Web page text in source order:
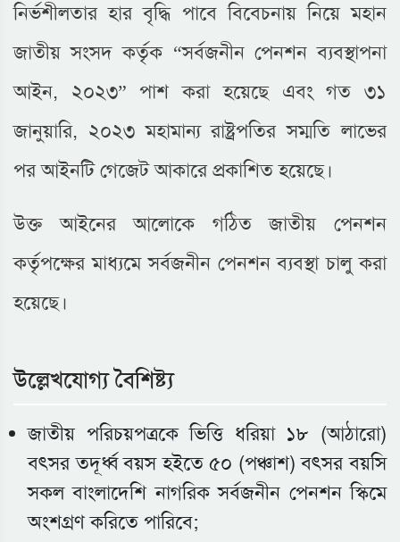
নির্ভশীলতার হার বৃদ্ধি পাবে বিবেচনায় নিয়ে মহান
জাতীয় সংসদ কর্তৃক “সর্বজনীন পেনশন ব্যবস্থাপনা
আইন, ২০২৩” পাশ করা হয়েছে এবং গত ৩১
জানুয়ারি, ২০২৩ মহামান্য রাষ্ট্রপতির সম্মতি লাভের
পর আইনটি গেজেট আকারে প্রকাশিত হয়েছে।
উক্ত আইনের আলোকে গঠিত জাতীয় পেনশন
কর্তৃপক্ষের মাধ্যমে সর্বজনীন পেনশন ব্যবস্থা চালু করা
হয়েছে।
উল্লেখযোগ্য বৈশিষ্ট্য
জাতীয় পরিচয়পত্রকে ভিত্তি ধরিয়া ১৮ (আঠারো)
বৎসর তদূর্ধ্ব বয়স হইতে ৫০ (পঞ্চাশ) বৎসর বয়সি
সকল বাংলাদেশি নাগরিক সর্বজনীন পেনশন স্কিমে
অংশগ্রণ করিতে পারিবে;